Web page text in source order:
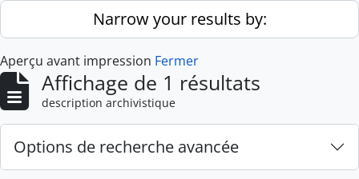
Skip to main contentNarrow your results by:
Aperçu avant impression Fermer
Affichage de 1 résultats
description archivistique
Options de recherche avancée